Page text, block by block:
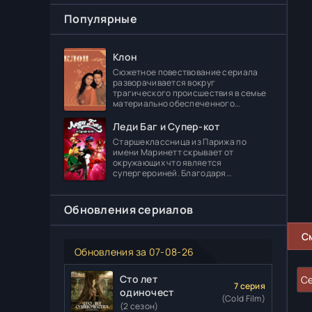
Популярные
Клон
Сюжетное повествование сериала
разворачивается вокруг
трагического происшествия в семье
материально обеспеченного
Ферраса. Дело в том, что его отпрыск
Диога погибает в
Леди Баг и Супер-кот
Старшеклассница из Парижа по
имени Маринетт скрывает от
окружающих что является
супергероиней. Благодаря
создавать различные вещи. В школе
Обновления сериалов
Обновления за 07-08-26
Сто лет
одиночества
(2 сезон)
7 серия
(Cold Film)